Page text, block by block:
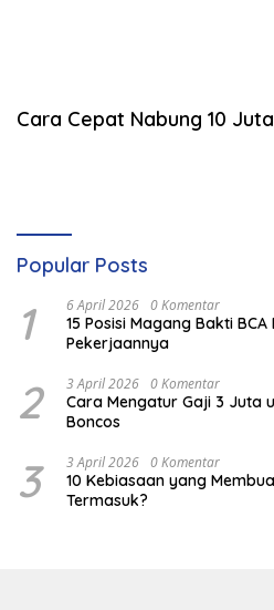
Cara Cepat Nabung 10
Popular Posts
1 6 April 2026 0 Komentar
15 Posisi Magang Bakti
Pekerjaannya
2 3 April 2026 0 Komentar
Cara Mengatur Gaji 3 Juta
Boncos
3 3 April 2026 0 Komentar
10 Kebiasaan yang
Termasuk?